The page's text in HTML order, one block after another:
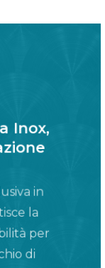
Inox,
in
la
per
di